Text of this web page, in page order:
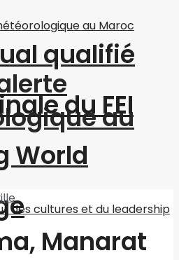
au
qualifié
du FEI
World
Manarat